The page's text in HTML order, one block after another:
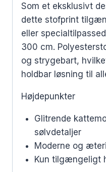
Som et eksklusivt
dette stofprint
eller
300 cm.
og strygebart,
holdbar løsning til
Højdepunkter
Glitrende
sølvdetaljer
Moderne og
Kun tilgængeligt